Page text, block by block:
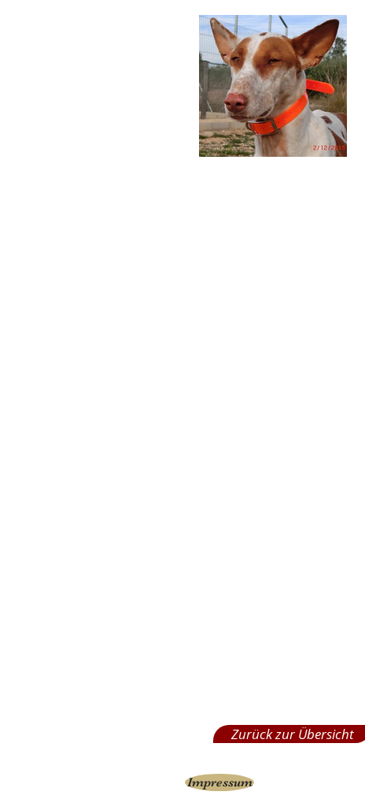
Zurück zur Übersicht
Impressum